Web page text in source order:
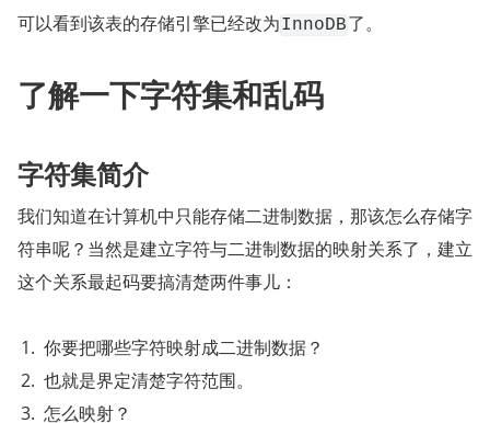
可以看到该表的存储引擎已经改为InnoDB了。
了解一下字符集和乱码
字符集简介
我们知道在计算机中只能存储二进制数据，那该怎么存储字
符串呢？当然是建立字符与二进制数据的映射关系了，建立
这个关系最起码要搞清楚两件事儿：
你要把哪些字符映射成二进制数据？
也就是界定清楚字符范围。
怎么映射？